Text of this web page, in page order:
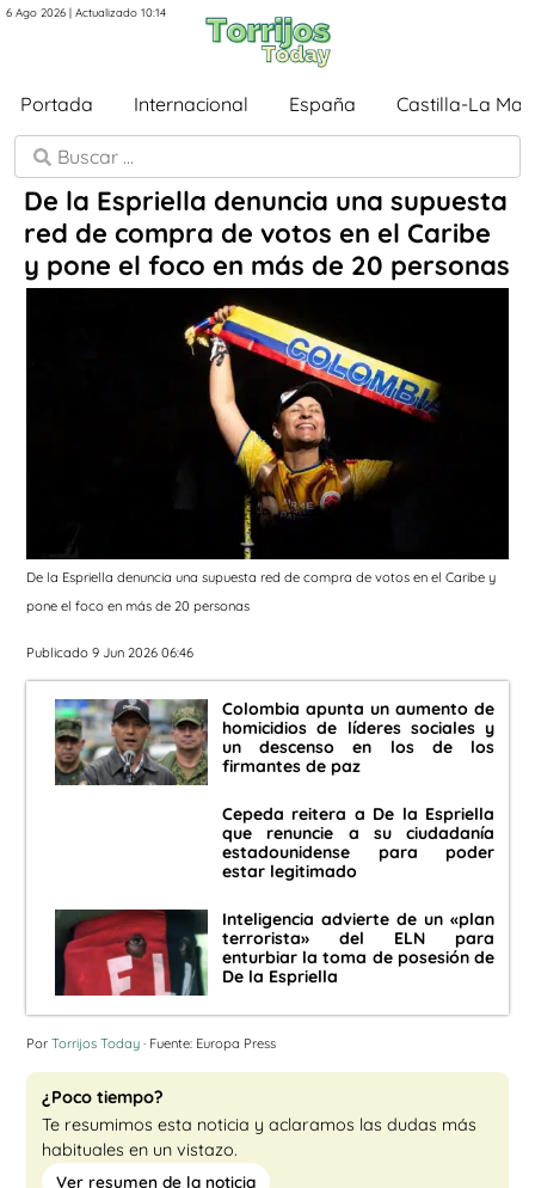
6 Ago 2026 | Actualizado 10:14
Portada Internacional España Castilla-La
De la Espriella denuncia una supuesta
red de compra de votos en el Caribe
y pone el foco en más de 20 personas
De la Espriella denuncia una supuesta red de compra de votos en el Caribe y
pone el foco en más de 20 personas
Publicado 9 Jun 2026 06:46
Colombia apunta un aumento de
homicidios de líderes sociales y
un descenso en los de los
firmantes de paz
Cepeda reitera a De la Espriella
que renuncie a su ciudadanía
estadounidense para poder
estar legitimado
Inteligencia advierte de un «plan
terrorista» del ELN para
enturbiar la toma de posesión de
De la Espriella
Por Torrijos Today · Fuente: Europa Press
¿Poco tiempo?
Te resumimos esta noticia y aclaramos las dudas más
habituales en un vistazo.
Ver resumen de la noticia